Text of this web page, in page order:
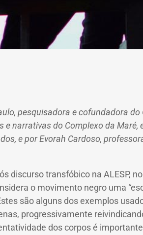
pesquisadora e cofundadora do
narrativas do Complexo da Maré,
e por Evorah Cardoso,
discurso transfóbico na ALESP,
o movimento negro uma
são alguns dos exemplos
progressivamente
dos corpos é